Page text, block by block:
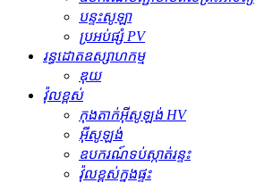
បន្ទះសូឡា
ប្រអប់ផ្សំ PV
រន្ធដោតឧស្សាហកម្ម
ឌុយ
វ៉ុលខ្ពស់
កុងតាក់​អ៊ីសូឡង់ HV
អ៊ីសូឡង់
ឧបករណ៍​ទប់ស្កាត់​រន្ទះ
វ៉ុលខ្ពស់ក្នុងផ្ទះ